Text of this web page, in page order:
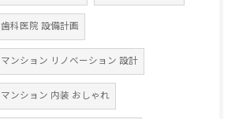
歯科医院 設備計画
マンション リノベーション 設計
マンション 内装 おしゃれ